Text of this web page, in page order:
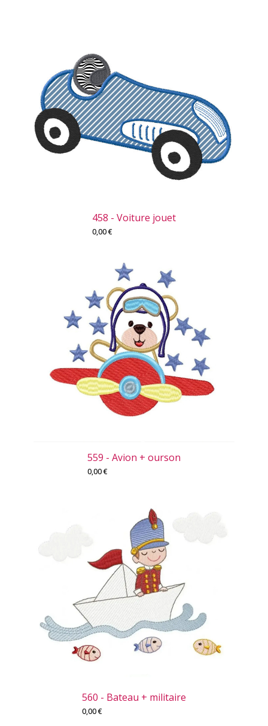
458 - Voiture jouet
0,00€
559 - Avion + ourson
0,00€
560 - Bateau + militaire
0,00€